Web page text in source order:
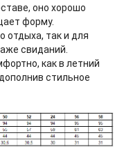
оно хорошо
форму.
отдыха, так и для
свиданий.
как в летний
стильное